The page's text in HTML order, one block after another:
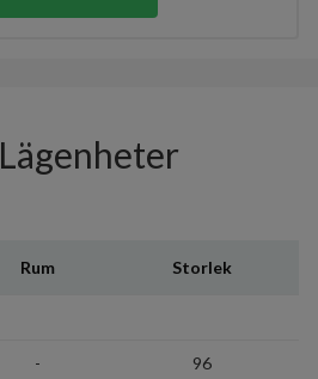
Lägenheter
Rum Storlek
- 96